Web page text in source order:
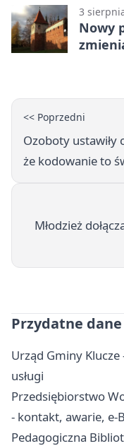
3
Nowy
<< Poprzedni
Ozoboty ustawiły
że kodowanie to
Młodzież
Przydatne
Urząd Gminy
usługi
Przedsiębiorstwo
- kontakt, awarie, e-
Pedagogiczna